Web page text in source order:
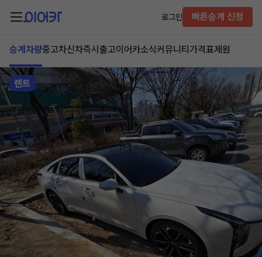
로그인 빠른승계 신청
승계차량중고차신차즉시출고이어카소식커뮤니티 가격표제원
렌트